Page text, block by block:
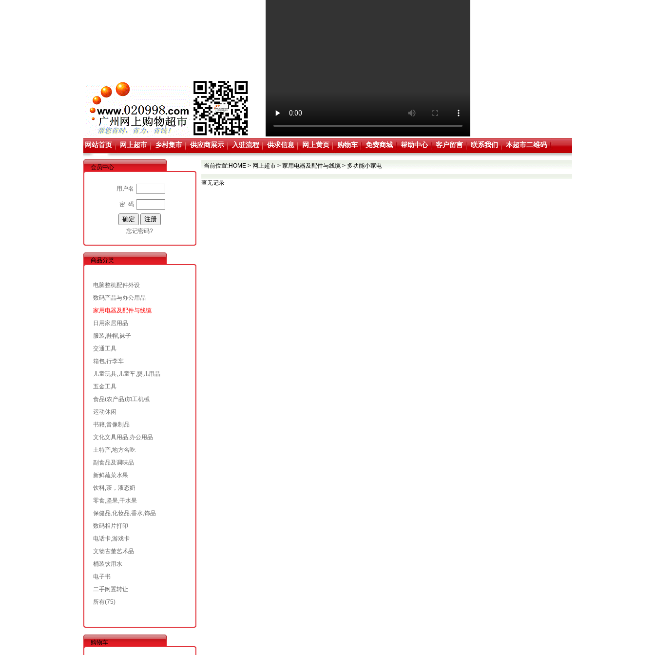
网站首页 网上超市 乡村集市 供应商展示 入驻流程 供求信息 网上黄页 购物车 免费商城 帮助中心 客户留言 联系我们 本超市二维码
会员中心
用户名
密 码
忘记密码?
商品分类
电脑整机配件外设
数码产品与办公用品
家用电器及配件与线缆
日用家居用品
服装,鞋帽,袜子
交通工具
箱包,行李车
儿童玩具,儿童车,婴儿用品
五金工具
食品(农产品)加工机械
运动休闲
书籍,音像制品
文化文具用品,办公用品
土特产,地方名吃
副食品及调味品
新鲜蔬菜水果
饮料,茶，液态奶
零食,坚果,干水果
保健品,化妆品,香水,饰品
数码相片打印
电话卡,游戏卡
文物古董艺术品
桶装饮用水
电子书
二手闲置转让
所有(75)
购物车
当前位置:HOME> 网上超市> 家用电器及配件与线缆> 多功能小家电
查无记录